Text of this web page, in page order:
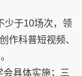
少于10场次，领
作科普短视频、
具体实施；三